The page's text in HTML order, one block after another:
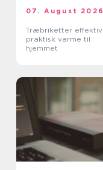
07. August 2026
Træbriketter effektiv og
praktisk varme til
hjemmet